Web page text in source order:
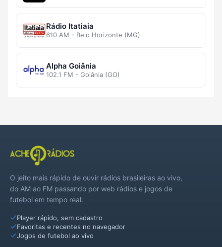
Rádio Itatiaia
610 AM - Belo Horizonte (MG)
Alpha Goiânia
102.1 FM - Goiânia (GO)
O jeito mais rápido de ouvir rádios brasileiras ao vivo,
do AM ao FM passando por web rádios e jogos de
futebol em tempo real.
Player rápido, sem cadastro
Favoritas e recentes no navegador
Jogos de futebol ao vivo